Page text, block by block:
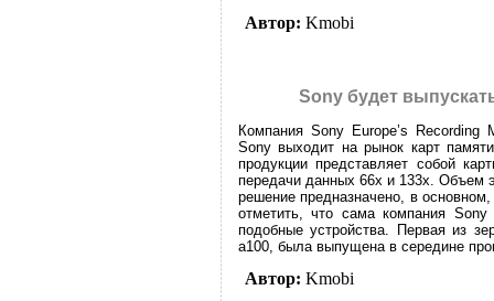
Автор: Kmobi
Sony будет
Компания Sony Europe’s Recording
Sony выходит на рынок карт
продукции представляет собой
передачи данных 66х и 133х. Объем
решение предназначено, в
отметить, что сама компания
подобные устройства. Первая из
а100, была выпущена в середине
Автор: Kmobi